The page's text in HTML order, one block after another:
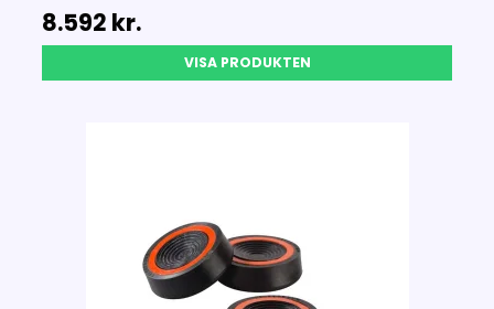
8.592 kr.
VISA PRODUKTEN